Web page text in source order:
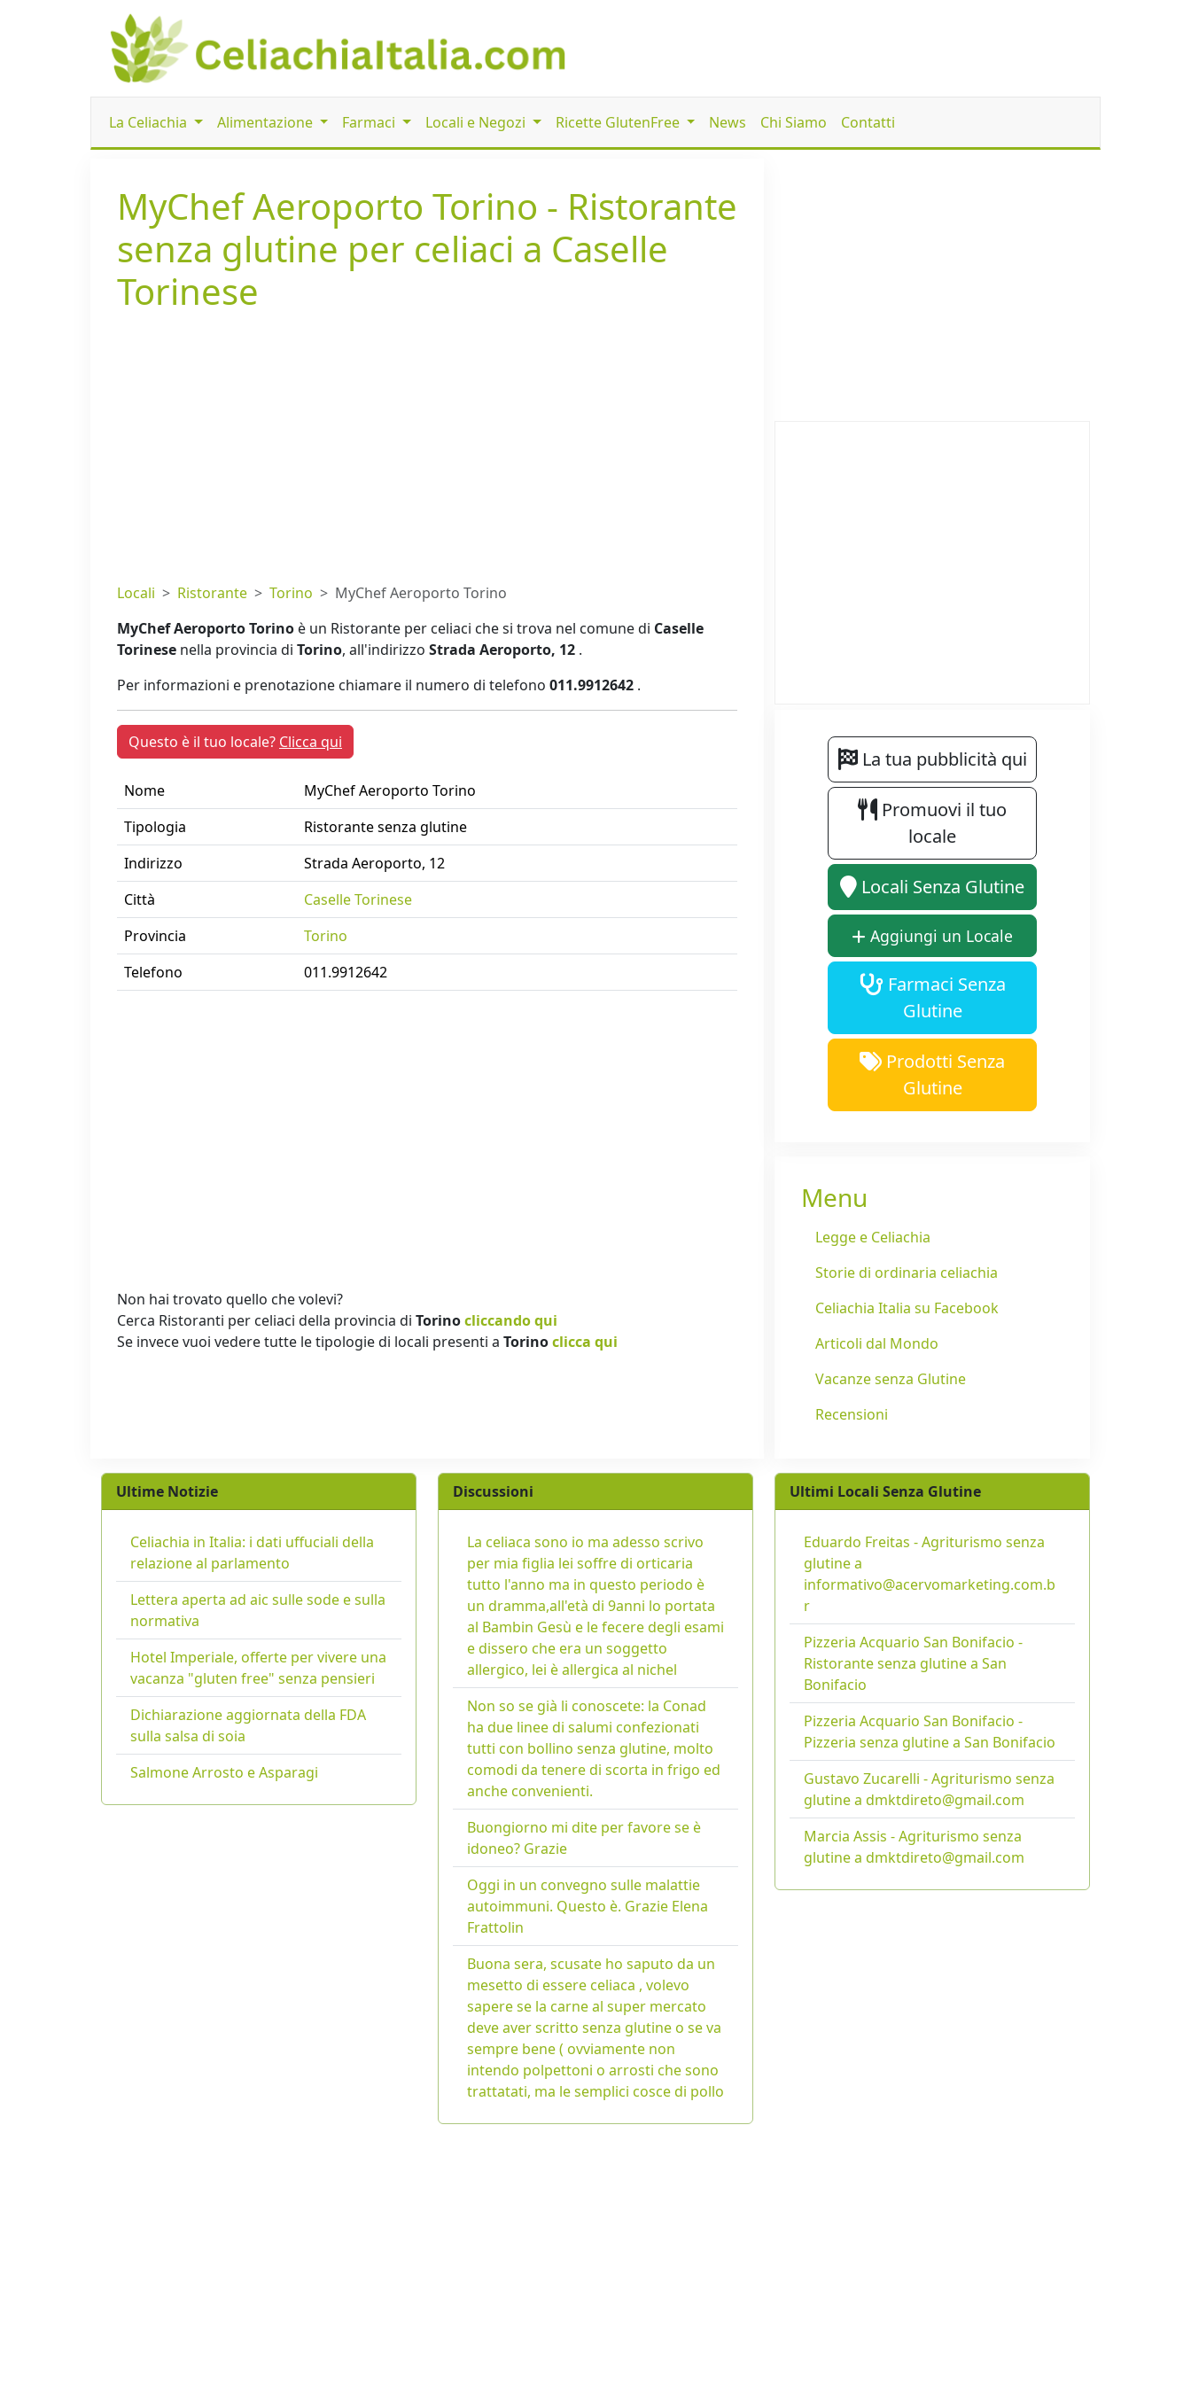
La Celiachia Alimentazione Farmaci Locali e Negozi Ricette GlutenFree News Chi Siamo Contatti
MyChef Aeroporto Torino - Ristorante
senza glutine per celiaci a Caselle
Torinese
Locali Ristorante Torino
MyChef Aeroporto Torino
MyChef Aeroporto Torino è un Ristorante per celiaci che si trova nel comune di Caselle
Torinese nella provincia di Torino, all'indirizzo Strada Aeroporto, 12 .
Per informazioni e prenotazione chiamare il numero di telefono 011.9912642 .
Questo è il tuo locale? Clicca qui
Nome
MyChef Aeroporto Torino
Tipologia
Ristorante senza glutine
Indirizzo
Strada Aeroporto, 12
Città
Caselle Torinese
Provincia
Torino
Telefono
011.9912642
Non hai trovato quello che volevi?
Cerca Ristoranti per celiaci della provincia di Torinocliccando qui
Se invece vuoi vedere tutte le tipologie di locali presenti a Torinoclicca qui
La tua pubblicità qui
Promuovi il tuo
locale
Locali Senza Glutine
Aggiungi un Locale
Farmaci Senza
Glutine
Prodotti Senza
Glutine
Menu
Legge e Celiachia
Storie di ordinaria celiachia
Celiachia Italia su Facebook
Articoli dal Mondo
Vacanze senza Glutine
Recensioni
Ultime Notizie
Celiachia in Italia: i dati uffuciali della
relazione al parlamento
Lettera aperta ad aic sulle sode e sulla
normativa
Hotel Imperiale, offerte per vivere una
vacanza "gluten free" senza pensieri
Dichiarazione aggiornata della FDA
sulla salsa di soia
Salmone Arrosto e Asparagi
Discussioni
La celiaca sono io ma adesso scrivo
per mia figlia lei soffre di orticaria
tutto l'anno ma in questo periodo è
un dramma,all'età di 9anni lo portata
al Bambin Gesù e le fecere degli esami
e dissero che era un soggetto
allergico, lei è allergica al nichel
Non so se già li conoscete: la Conad
ha due linee di salumi confezionati
tutti con bollino senza glutine, molto
comodi da tenere di scorta in frigo ed
anche convenienti.
Buongiorno mi dite per favore se è
idoneo? Grazie
Oggi in un convegno sulle malattie
autoimmuni. Questo è. Grazie Elena
Frattolin
Buona sera, scusate ho saputo da un
mesetto di essere celiaca , volevo
sapere se la carne al super mercato
deve aver scritto senza glutine o se va
sempre bene ( ovviamente non
intendo polpettoni o arrosti che sono
trattatati, ma le semplici cosce di pollo
Ultimi Locali Senza Glutine
Eduardo Freitas - Agriturismo senza
glutine a
informativo@acervomarketing.com.b
r
Pizzeria Acquario San Bonifacio -
Ristorante senza glutine a San
Bonifacio
Pizzeria Acquario San Bonifacio -
Pizzeria senza glutine a San Bonifacio
Gustavo Zucarelli - Agriturismo senza
glutine a dmktdireto@gmail.com
Marcia Assis - Agriturismo senza
glutine a dmktdireto@gmail.com